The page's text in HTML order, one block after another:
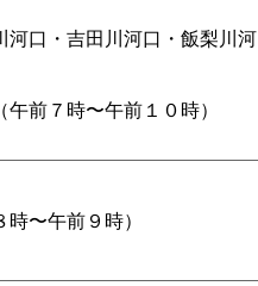
河口・吉田川河口・飯梨川河
前７時〜午前１０時）
〜午前９時）